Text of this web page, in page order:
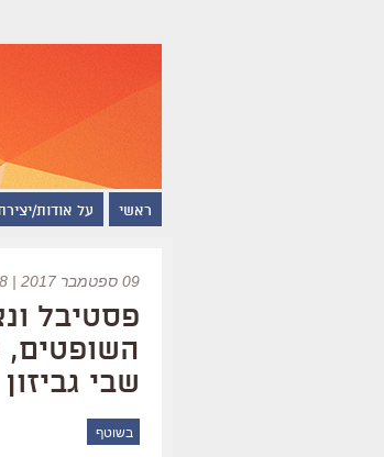
ראשי על אודות/
09 ספטמבר 2017 | 21:48
השופטים,
שבי
בשוטף